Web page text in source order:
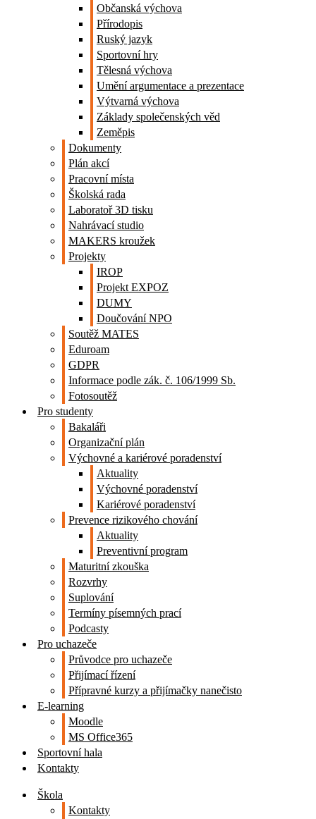
Občanská výchova
Přírodopis
Ruský jazyk
Sportovní hry
Tělesná výchova
Umění argumentace a prezentace
Výtvarná výchova
Základy společenských věd
Zeměpis
Dokumenty
Plán akcí
Pracovní místa
Školská rada
Laboratoř 3D tisku
Nahrávací studio
MAKERS kroužek
Projekty
IROP
Projekt EXPOZ
DUMY
Doučování NPO
Soutěž MATES
Eduroam
GDPR
Informace podle zák. č. 106/1999 Sb.
Fotosoutěž
Pro studenty
Bakaláři
Organizační plán
Výchovné a kariérové poradenství
Aktuality
Výchovné poradenství
Kariérové poradenství
Prevence rizikového chování
Aktuality
Preventivní program
Maturitní zkouška
Rozvrhy
Suplování
Termíny písemných prací
Podcasty
Pro uchazeče
Průvodce pro uchazeče
Přijímací řízení
Přípravné kurzy a přijímačky nanečisto
E-learning
Moodle
MS Office365
Sportovní hala
Kontakty
Škola
Kontakty